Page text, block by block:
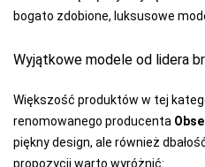
KEY
KINGA
KONRAD
KOSTAR
bogato zdobione, luksusowe
Wyjątkowe modele od lidera
Większość produktów w tej
renomowanego producenta
piękny design, ale również
propozycji warto wyróżnić: